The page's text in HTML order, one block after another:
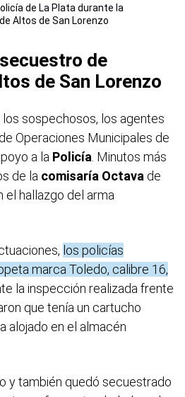
de La Plata durante la
Altos de San Lorenzo
de
de San Lorenzo
sospechosos, los agentes
Operaciones Municipales de
a la Policía . Minutos más
de la comisaría Octava de
el hallazgo del arma
los policías
marca Toledo, calibre 16,
la inspección realizada frente
que tenía un cartucho
alojado en el almacén
y también quedó secuestrado